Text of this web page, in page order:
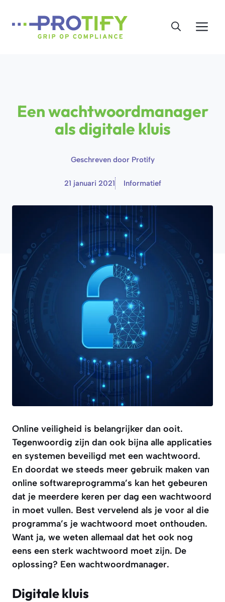
Een wachtwoordmanager
als digitale kluis
Geschreven door Protify
21 januari 2021 Informatief
Online veiligheid is belangrijker dan ooit.
Tegenwoordig zijn dan ook bijna alle applicaties
en systemen beveiligd met een wachtwoord.
En doordat we steeds meer gebruik maken van
online softwareprogramma’s kan het gebeuren
dat je meerdere keren per dag een wachtwoord
in moet vullen. Best vervelend als je voor al die
programma’s je wachtwoord moet onthouden.
Want ja, we weten allemaal dat het ook nog
eens een sterk wachtwoord moet zijn. De
oplossing? Een wachtwoordmanager.
Digitale kluis